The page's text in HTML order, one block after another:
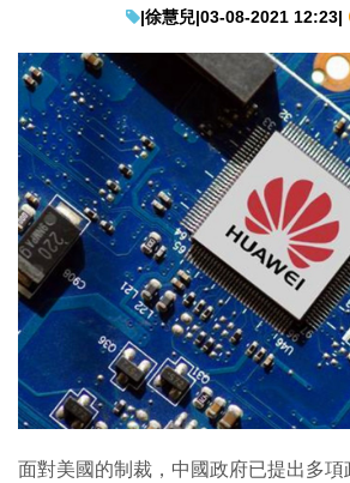
|徐慧兒|03-08-2021 12:23|
面對美國的制裁，中國政府已提出多